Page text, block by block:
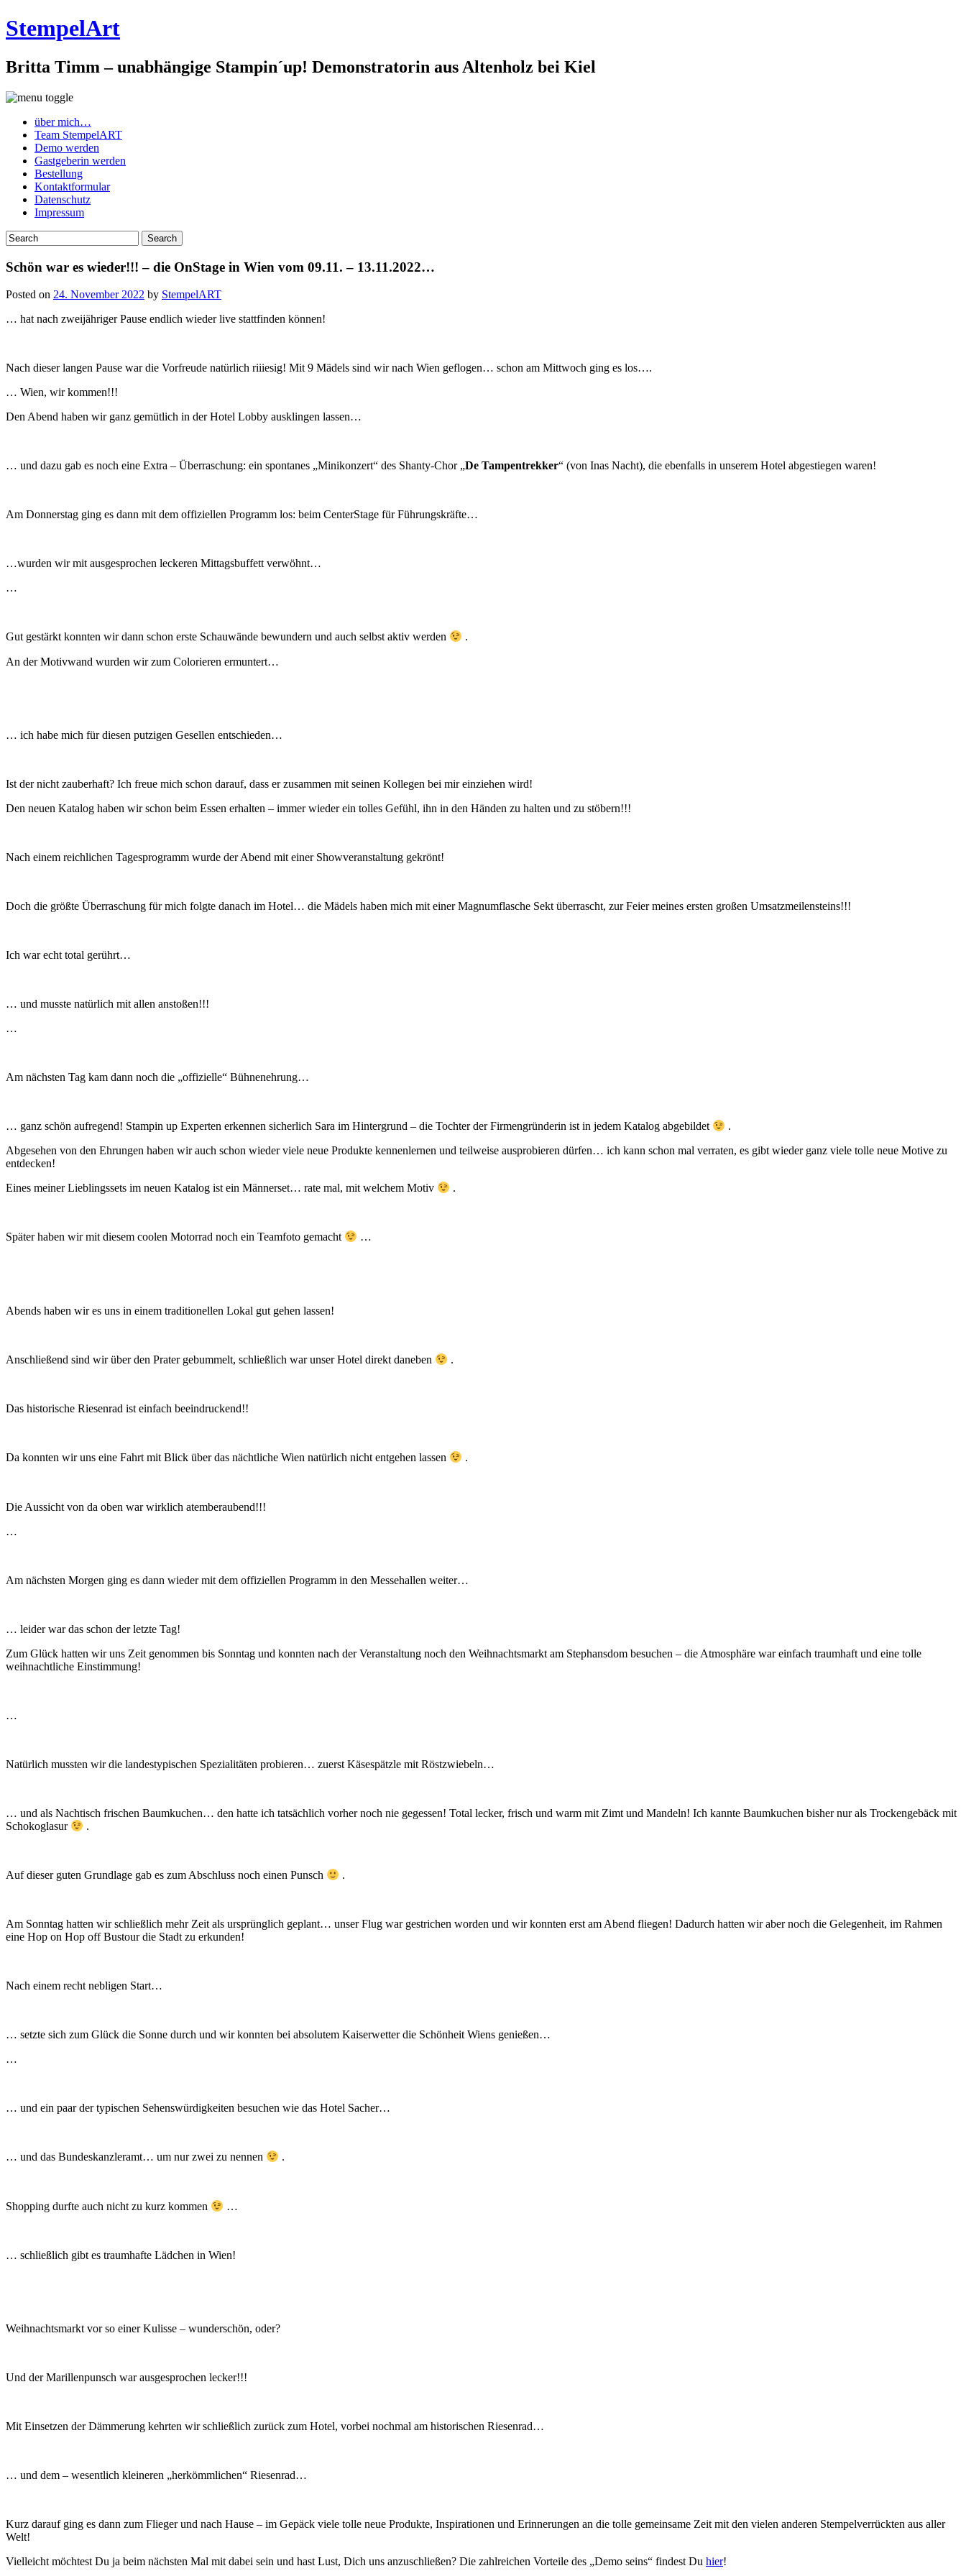
StempelArt
Britta Timm – unabhängige Stampin´up! Demonstratorin aus Altenholz bei Kiel
über mich…
Team StempelART
Demo werden
Gastgeberin werden
Bestellung
Kontaktformular
Datenschutz
Impressum
Schön war es wieder!!! – die OnStage in Wien vom 09.11. – 13.11.2022…
Posted on 24. November 2022 by StempelART
… hat nach zweijähriger Pause endlich wieder live stattfinden können!
Nach dieser langen Pause war die Vorfreude natürlich riiiesig! Mit 9 Mädels sind wir nach Wien geflogen… schon am Mittwoch ging es los….
… Wien, wir kommen!!!
Den Abend haben wir ganz gemütlich in der Hotel Lobby ausklingen lassen…
… und dazu gab es noch eine Extra – Überraschung: ein spontanes „Minikonzert“ des Shanty-Chor „De Tampentrekker“ (von Inas Nacht), die ebenfalls in unserem Hotel abgestiegen waren!
Am Donnerstag ging es dann mit dem offiziellen Programm los: beim CenterStage für Führungskräfte…
…wurden wir mit ausgesprochen leckeren Mittagsbuffett verwöhnt…
…
Gut gestärkt konnten wir dann schon erste Schauwände bewundern und auch selbst aktiv werden
.
An der Motivwand wurden wir zum Colorieren ermuntert…
… ich habe mich für diesen putzigen Gesellen entschieden…
Ist der nicht zauberhaft? Ich freue mich schon darauf, dass er zusammen mit seinen Kollegen bei mir einziehen wird!
Den neuen Katalog haben wir schon beim Essen erhalten – immer wieder ein tolles Gefühl, ihn in den Händen zu halten und zu stöbern!!!
Nach einem reichlichen Tagesprogramm wurde der Abend mit einer Showveranstaltung gekrönt!
Doch die größte Überraschung für mich folgte danach im Hotel… die Mädels haben mich mit einer Magnumflasche Sekt überrascht, zur Feier meines ersten großen Umsatzmeilensteins!!!
Ich war echt total gerührt…
… und musste natürlich mit allen anstoßen!!!
…
Am nächsten Tag kam dann noch die „offizielle“ Bühnenehrung…
… ganz schön aufregend! Stampin up Experten erkennen sicherlich Sara im Hintergrund – die Tochter der Firmengründerin ist in jedem Katalog abgebildet
.
Abgesehen von den Ehrungen haben wir auch schon wieder viele neue Produkte kennenlernen und teilweise ausprobieren dürfen… ich kann schon mal verraten, es gibt wieder ganz viele tolle neue Motive zu
entdecken!
Eines meiner Lieblingssets im neuen Katalog ist ein Männerset… rate mal, mit welchem Motiv .
Später haben wir mit diesem coolen Motorrad noch ein Teamfoto gemacht …
Abends haben wir es uns in einem traditionellen Lokal gut gehen lassen!
Anschließend sind wir über den Prater gebummelt, schließlich war unser Hotel direkt daneben .
Das historische Riesenrad ist einfach beeindruckend!!
Da konnten wir uns eine Fahrt mit Blick über das nächtliche Wien natürlich nicht entgehen lassen .
Die Aussicht von da oben war wirklich atemberaubend!!!
…
Am nächsten Morgen ging es dann wieder mit dem offiziellen Programm in den Messehallen weiter…
… leider war das schon der letzte Tag!
Zum Glück hatten wir uns Zeit genommen bis Sonntag und konnten nach der Veranstaltung noch den Weihnachtsmarkt am Stephansdom besuchen – die Atmosphäre war einfach traumhaft und eine tolle
weihnachtliche Einstimmung!
…
Natürlich mussten wir die landestypischen Spezialitäten probieren… zuerst Käsespätzle mit Röstzwiebeln…
… und als Nachtisch frischen Baumkuchen… den hatte ich tatsächlich vorher noch nie gegessen! Total lecker, frisch und warm mit Zimt und Mandeln! Ich kannte Baumkuchen bisher nur als Trockengebäck mit
Schokoglasur
.
Auf dieser guten Grundlage gab es zum Abschluss noch einen Punsch .
Am Sonntag hatten wir schließlich mehr Zeit als ursprünglich geplant… unser Flug war gestrichen worden und wir konnten erst am Abend fliegen! Dadurch hatten wir aber noch die Gelegenheit, im Rahmen
eine Hop on Hop off Bustour die Stadt zu erkunden!
Nach einem recht nebligen Start…
… setzte sich zum Glück die Sonne durch und wir konnten bei absolutem Kaiserwetter die Schönheit Wiens genießen…
…
… und ein paar der typischen Sehenswürdigkeiten besuchen wie das Hotel Sacher…
… und das Bundeskanzleramt… um nur zwei zu nennen .
Shopping durfte auch nicht zu kurz kommen …
… schließlich gibt es traumhafte Lädchen in Wien!
Weihnachtsmarkt vor so einer Kulisse – wunderschön, oder?
Und der Marillenpunsch war ausgesprochen lecker!!!
Mit Einsetzen der Dämmerung kehrten wir schließlich zurück zum Hotel, vorbei nochmal am historischen Riesenrad…
… und dem – wesentlich kleineren „herkömmlichen“ Riesenrad…
Kurz darauf ging es dann zum Flieger und nach Hause – im Gepäck viele tolle neue Produkte, Inspirationen und Erinnerungen an die tolle gemeinsame Zeit mit den vielen anderen Stempelverrückten aus aller
Welt!
Vielleicht möchtest Du ja beim nächsten Mal mit dabei sein und hast Lust, Dich uns anzuschließen? Die zahlreichen Vorteile des „Demo seins“ findest Du hier!